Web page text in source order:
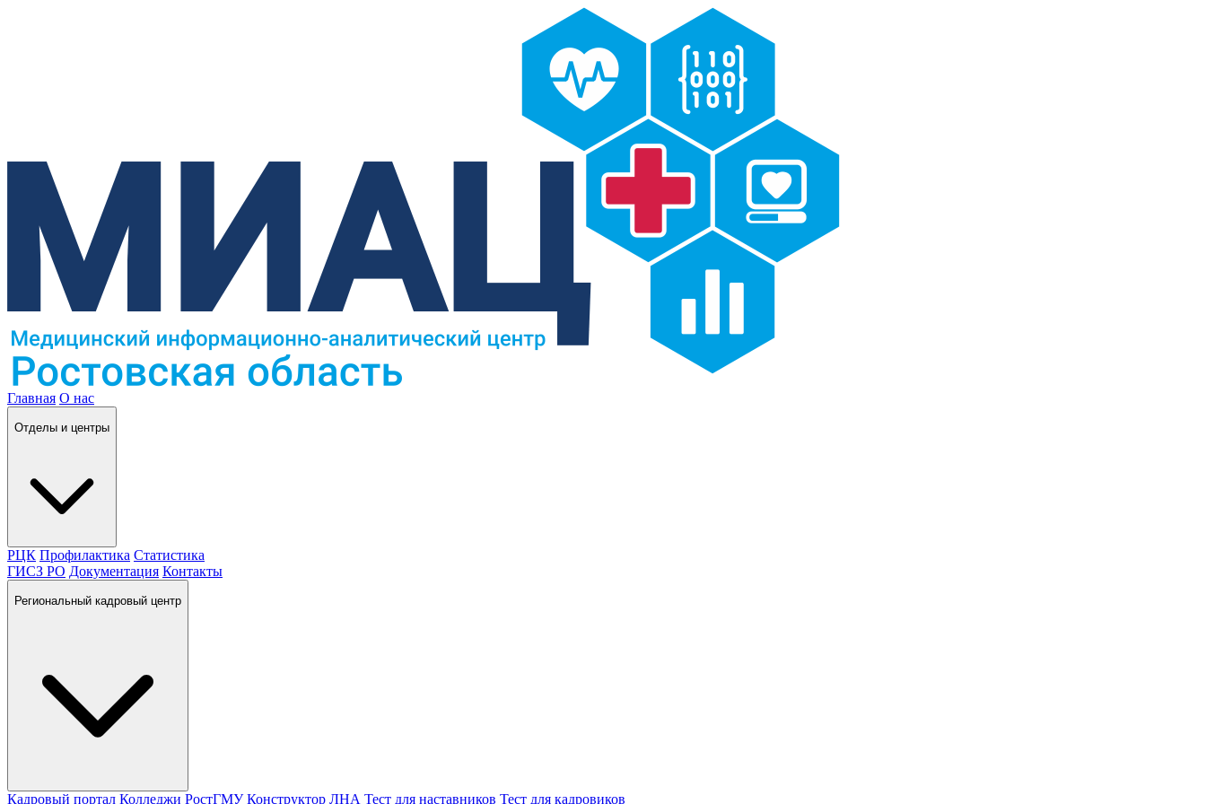
Главная О нас
Отделы и центры
РЦК Профилактика Статистика
ГИСЗ РО Документация Контакты
Региональный кадровый центр
Кадровый портал Колледжи РостГМУ Конструктор ЛНА Тест для наставников Тест для кадровиков